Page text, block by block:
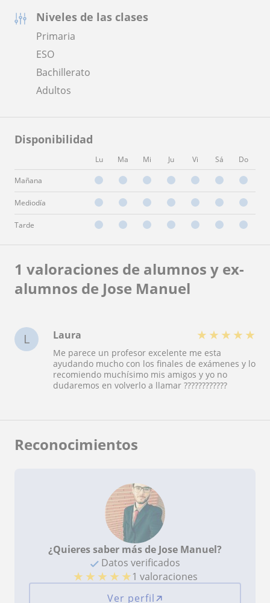
Niveles de las clases
Primaria
ESO
Bachillerato
Adultos
Disponibilidad
Lu Ma Mi Ju Vi Sá Do
Mañana
Mediodía
Tarde
1 valoraciones de alumnos y ex-
alumnos de Jose Manuel
L Laura ★ ★ ★ ★ ★
Me parece un profesor excelente me esta
ayudando mucho con los finales de exámenes y lo
recomiendo muchísimo mis amigos y yo no
dudaremos en volverlo a llamar ????????????
Reconocimientos
¿Quieres saber más de Jose Manuel?
Datos verificados
★ ★ ★ ★ ★1 valoraciones
Ver perfil